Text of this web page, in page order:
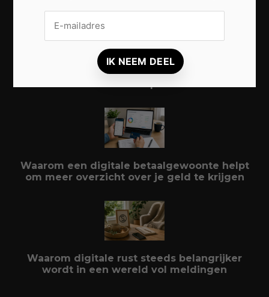
Duurzaam reizen: zo beleef je meer met
Waarom een digitale betaalgewoonte helpt
om meer overzicht over je geld te krijgen
Waarom digitale rust steeds belangrijker
wordt in een wereld vol meldingen